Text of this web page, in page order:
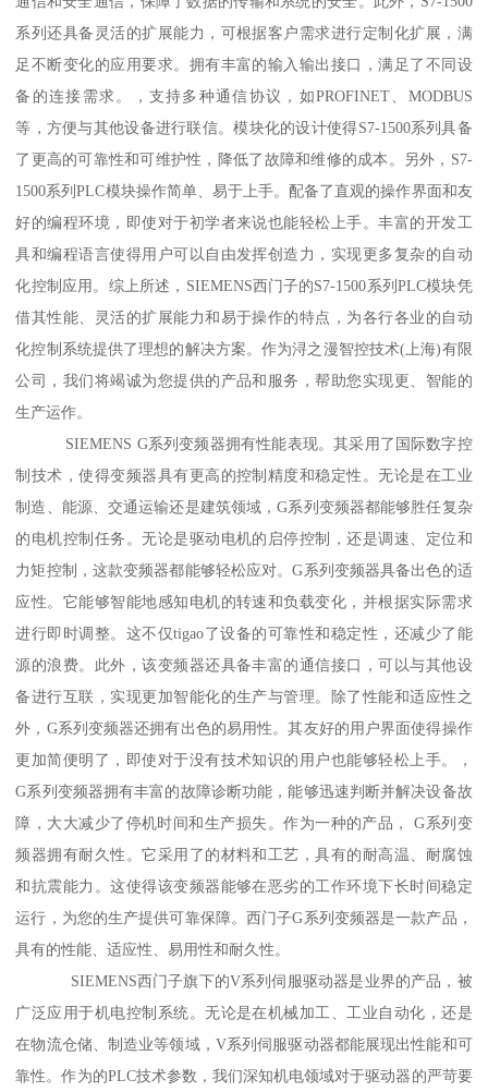
系列还具备灵活的扩展能力，可根据客户需求进行定制化扩展，满
足不断变化的应用要求。拥有丰富的输入输出接口，满足了不同设
备的连接需求。，支持多种通信协议，如PROFINET、MODBUS
等，方便与其他设备进行联信。模块化的设计使得S7-1500系列具备
了更高的可靠性和可维护性，降低了故障和维修的成本。另外，S7-
1500系列PLC模块操作简单、易于上手。配备了直观的操作界面和友
好的编程环境，即使对于初学者来说也能轻松上手。丰富的开发工
具和编程语言使得用户可以自由发挥创造力，实现更多复杂的自动
化控制应用。综上所述，SIEMENS西门子的S7-1500系列PLC模块凭
借其性能、灵活的扩展能力和易于操作的特点，为各行各业的自动
化控制系统提供了理想的解决方案。作为浔之漫智控技术(上海)有限
公司，我们将竭诚为您提供的产品和服务，帮助您实现更、智能的
生产运作。
SIEMENS G系列变频器拥有性能表现。其采用了国际数字控
制技术，使得变频器具有更高的控制精度和稳定性。无论是在工业
制造、能源、交通运输还是建筑领域，G系列变频器都能够胜任复杂
的电机控制任务。无论是驱动电机的启停控制，还是调速、定位和
力矩控制，这款变频器都能够轻松应对。G系列变频器具备出色的适
应性。它能够智能地感知电机的转速和负载变化，并根据实际需求
进行即时调整。这不仅tigao了设备的可靠性和稳定性，还减少了能
源的浪费。此外，该变频器还具备丰富的通信接口，可以与其他设
备进行互联，实现更加智能化的生产与管理。除了性能和适应性之
外，G系列变频器还拥有出色的易用性。其友好的用户界面使得操作
更加简便明了，即使对于没有技术知识的用户也能够轻松上手。，
G系列变频器拥有丰富的故障诊断功能，能够迅速判断并解决设备故
障，大大减少了停机时间和生产损失。作为一种的产品， G系列变
频器拥有耐久性。它采用了的材料和工艺，具有的耐高温、耐腐蚀
和抗震能力。这使得该变频器能够在恶劣的工作环境下长时间稳定
运行，为您的生产提供可靠保障。西门子G系列变频器是一款产品，
具有的性能、适应性、易用性和耐久性。
SIEMENS西门子旗下的V系列伺服驱动器是业界的产品，被
广泛应用于机电控制系统。无论是在机械加工、工业自动化，还是
在物流仓储、制造业等领域，V系列伺服驱动器都能展现出性能和可
靠性。作为的PLC技术参数，我们深知机电领域对于驱动器的严苛要